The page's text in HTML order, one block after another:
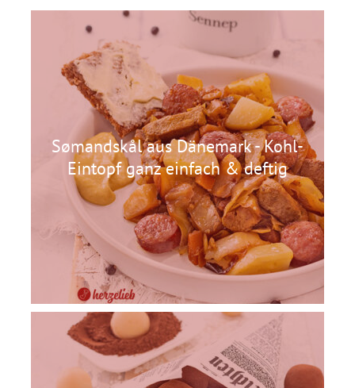
Sømandskål aus Dänemark - Kohl-
Eintopf ganz einfach & deftig